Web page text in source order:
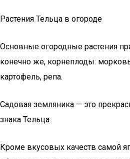
Растения Тельца в огороде
Основные огородные растения
конечно же, корнеплоды:
картофель, репа.
Садовая земляника — это
знака Тельца.
Кроме вкусовых качеств самой